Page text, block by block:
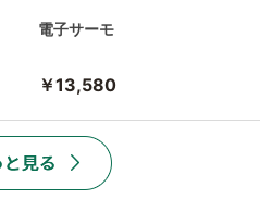
電子サーモ
￥13,580